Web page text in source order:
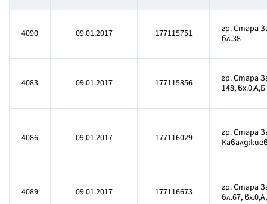
4090 09.01.2017 177115751
гр. Стара
бл.38
4083 09.01.2017 177115856
гр. Стара
148, вх.0,А,Б
4086 09.01.2017 177116029
гр. Стара
4089 09.01.2017 177116673
гр. Стара
бл.67,